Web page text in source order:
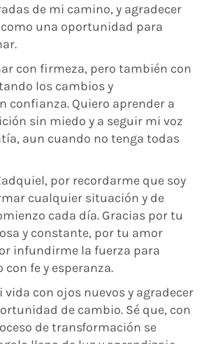
de mi camino, y agradecer
una oportunidad para
con firmeza, pero también con
los cambios y
confianza. Quiero aprender a
sin miedo y a seguir mi voz
aun cuando no tenga todas
por recordarme que soy
cualquier situación y de
cada día. Gracias por tu
y constante, por tu amor
infundirme la fuerza para
fe y esperanza.
con ojos nuevos y agradecer
de cambio. Sé que, con
de transformación se